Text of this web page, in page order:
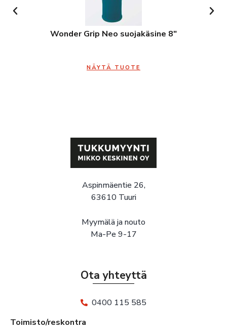
Wonder Grip Neo suojakäsine 8″
NÄYTÄ TUOTE
Aspinmäentie 26,
63610 Tuuri
Myymälä ja nouto
Ma-Pe 9-17
Ota yhteyttä
0400 115 585
Toimisto/reskontra